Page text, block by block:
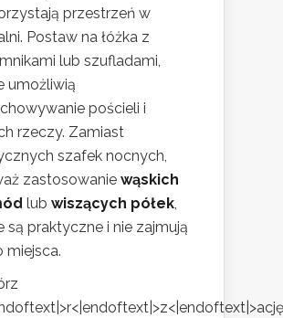
przestrzeń w
Postaw na łóżka z
lub szufladami,
umożliwią
pościeli i
rzeczy. Zamiast
szafek nocnych,
zastosowanie wąskich
lub wiszących półek,
są praktyczne i nie zajmują
miejsca.